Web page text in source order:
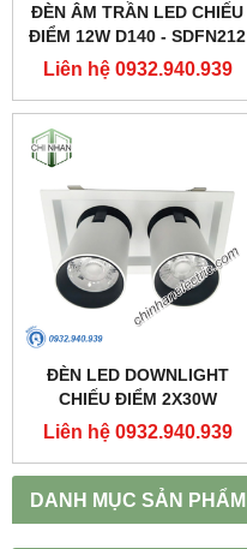
DANH MỤC SẢN PHẨM
ĐÈN ÂM TRẦN LED CHIẾU
ĐIỂM 12W D140 - SDFN212
- DUHAL
Liên hệ 0932.940.939
ĐÈN LED DOWNLIGHT
CHIẾU ĐIỂM 2X30W
250X137 - DFC2302 -
Liên hệ 0932.940.939